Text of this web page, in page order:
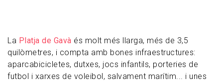
La Platja de Gavà és molt més llarga, més de 3,5
quilòmetres, i compta amb bones infraestructures:
aparcabicicletes, dutxes, jocs infantils, porteries de
futbol i xarxes de voleibol, salvament marítim... i unes